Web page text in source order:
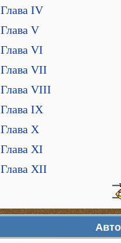
Глава IV
Глава V
Глава VI
Глава VII
Глава VIII
Глава IX
Глава X
Глава XI
Глава XII